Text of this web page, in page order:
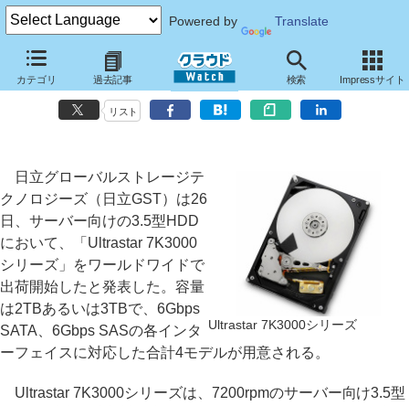
Powered by Translate
カテゴリ 過去記事 検索 Impressサイト
日立GST、最大3TBの容量を持つサーバー向け3.5型HDD「Ultrastar
7K3000シリーズ」
リスト
Ultrastar 7K3000シリーズ
日立グローバルストレージテ
クノロジーズ（日立GST）は26
日、サーバー向けの3.5型HDD
において、「Ultrastar 7K3000
シリーズ」をワールドワイドで
出荷開始したと発表した。容量
は2TBあるいは3TBで、6Gbps
SATA、6Gbps SASの各インタ
ーフェイスに対応した合計4モデルが用意される。
Ultrastar 7K3000シリーズは、7200rpmのサーバー向け3.5型